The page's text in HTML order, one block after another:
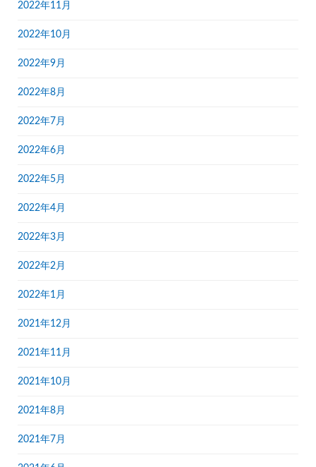
2022年11月
2022年10月
2022年9月
2022年8月
2022年7月
2022年6月
2022年5月
2022年4月
2022年3月
2022年2月
2022年1月
2021年12月
2021年11月
2021年10月
2021年8月
2021年7月